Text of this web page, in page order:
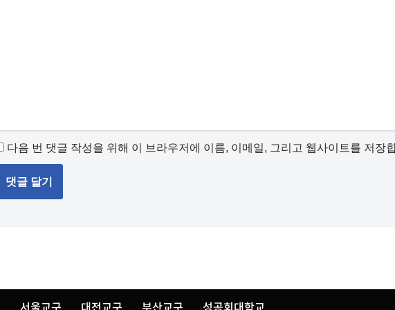
다음 번 댓글 작성을 위해 이 브라우저에 이름, 이메일, 그리고 웹사이트를 저장
서울교구 대전교구 부산교구 성공회대학교